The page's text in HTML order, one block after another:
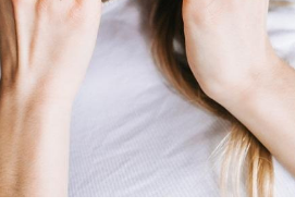
Fortes chaleurs :
pourquoi le risque de
noyade grimpe-t-il ?